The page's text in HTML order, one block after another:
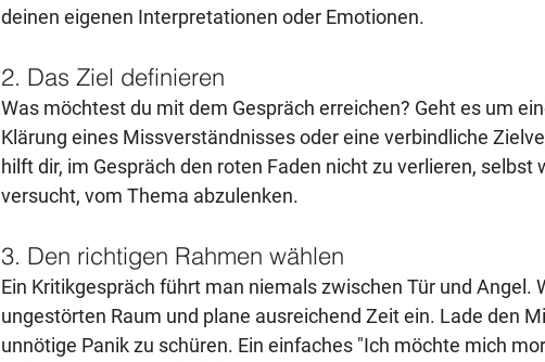
deinen eigenen Interpretationen oder Emotionen.
2. Das Ziel definieren
Was möchtest du mit dem Gespräch erreichen? Geht es um
Klärung eines Missverständnisses oder eine verbindliche
hilft dir, im Gespräch den roten Faden nicht zu verlieren,
versucht, vom Thema abzulenken.
3. Den richtigen Rahmen wählen
Ein Kritikgespräch führt man niemals zwischen Tür und Angel.
ungestörten Raum und plane ausreichend Zeit ein. Lade den
unnötige Panik zu schüren. Ein einfaches "Ich möchte mich